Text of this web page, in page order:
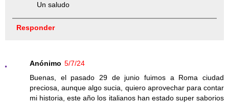
Un saludo
Responder
Anónimo 5/7/24
Buenas, el pasado 29 de junio fuimos a Roma ciudad
preciosa, aunque algo sucia, quiero aprovechar para contar
mi historia, este año los italianos han estado super saborios